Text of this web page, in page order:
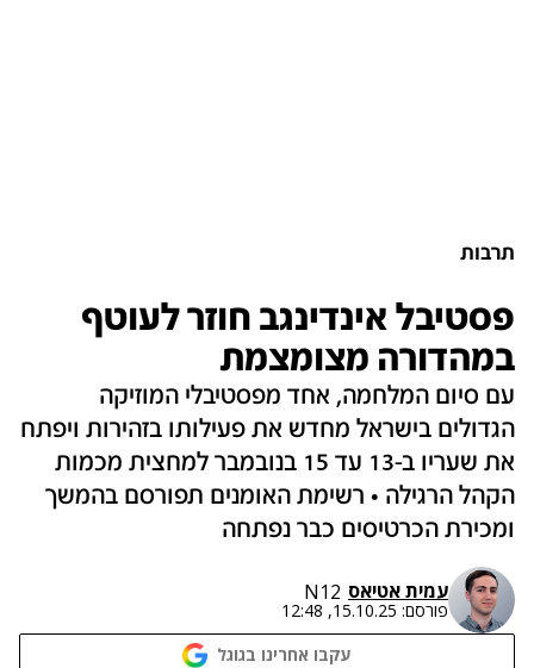
תרבות
פסטיבל אינדינגב חוזר לעוטף
במהדורה מצומצמת
עם סיום המלחמה, אחד מפסטיבלי המוזיקה
הגדולים בישראל מחדש את פעילותו בזהירות ויפתח
את שעריו ב-13 עד 15 בנובמבר למחצית מכמות
הקהל הרגילה • רשימת האומנים תפורסם בהמשך
ומכירת הכרטיסים כבר נפתחה
עמית אטיאס N12
פורסם: 15.10.25, 12:48
עקבו אחרינו בגוגל